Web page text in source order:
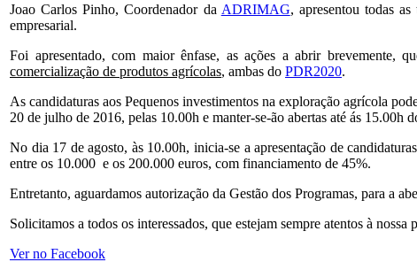
Joao Carlos Pinho, Coordenador da ADRIMAG, apresentou todas
empresarial.
Foi apresentado, com maior ênfase, as ações a abrir brevemente,
comercialização de produtos agrícolas, ambas do PDR2020.
As candidaturas aos Pequenos investimentos na exploração agrícola
20 de julho de 2016, pelas 10.00h e manter-se-ão abertas até ás 15.00h
No dia 17 de agosto, às 10.00h, inicia-se a apresentação de
entre os 10.000 e os 200.000 euros, com financiamento de 45%.
Entretanto, aguardamos autorização da Gestão dos Programas, para a
Solicitamos a todos os interessados, que estejam sempre atentos à
Ver no Facebook